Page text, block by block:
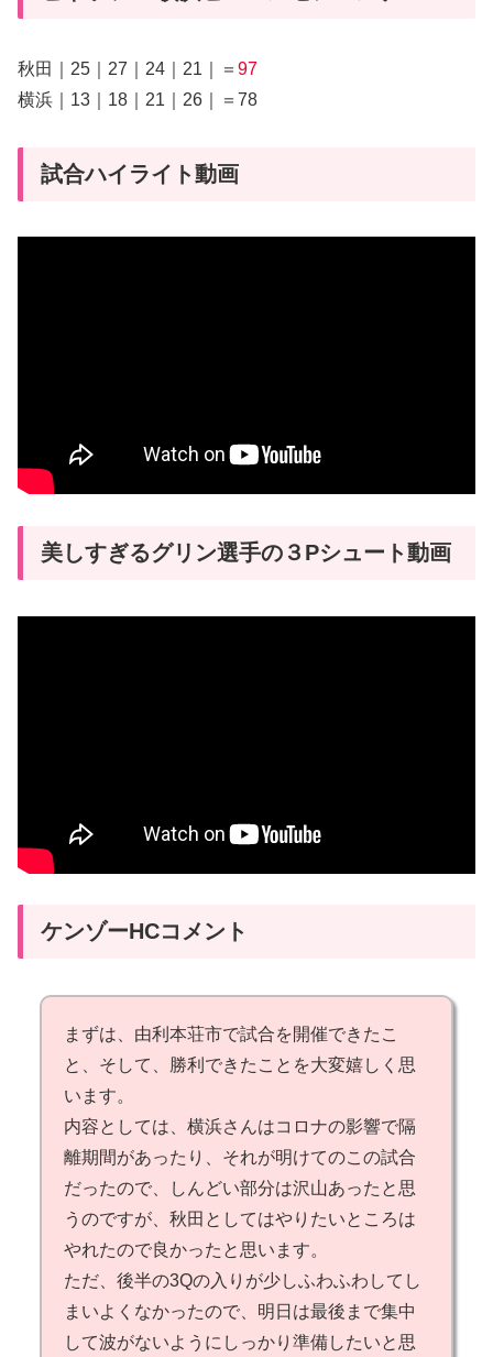
秋田｜25｜27｜24｜21｜＝ 97
横浜｜13｜18｜21｜26｜＝78
試合ハイライト動画
美しすぎるグリン選手の３Pシュート動画
ケンゾーHCコメント
まずは、由利本荘市で試合を開催できたこ
と、そして、勝利できたことを大変嬉しく思
います。
内容としては、横浜さんはコロナの影響で隔
離期間があったり、それが明けてのこの試合
だったので、しんどい部分は沢山あったと思
うのですが、秋田としてはやりたいところは
やれたので良かったと思います。
ただ、後半の3Qの入りが少しふわふわしてし
まいよくなかったので、明日は最後まで集中
して波がないようにしっかり準備したいと思